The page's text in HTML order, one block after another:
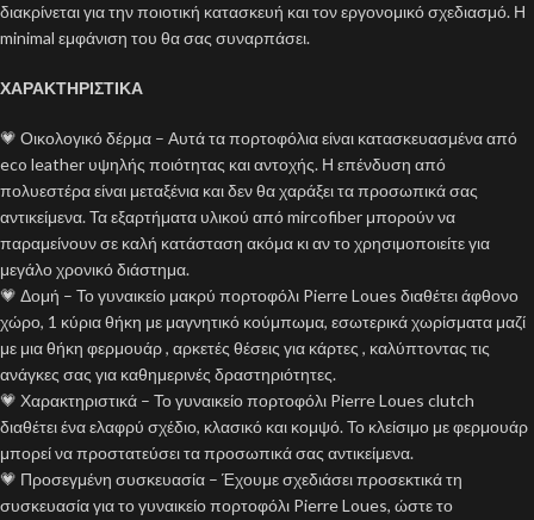
διακρίνεται για την ποιοτική κατασκευή και τον εργονομικό σχεδιασμό. Η
minimal εμφάνιση του θα σας συναρπάσει.
ΧΑΡΑΚΤΗΡΙΣΤΙΚΑ
💗 Οικολογικό δέρμα – Αυτά τα πορτοφόλια είναι κατασκευασμένα από
eco leather υψηλής ποιότητας και αντοχής. Η επένδυση από
πολυεστέρα είναι μεταξένια και δεν θα χαράξει τα προσωπικά σας
αντικείμενα. Τα εξαρτήματα υλικού από mircofiber μπορούν να
παραμείνουν σε καλή κατάσταση ακόμα κι αν το χρησιμοποιείτε για
μεγάλο χρονικό διάστημα.
💗 Δομή – Το γυναικείο μακρύ πορτοφόλι Pierre Loues διαθέτει άφθονο
χώρο, 1 κύρια θήκη με μαγνητικό κούμπωμα, εσωτερικά χωρίσματα μαζί
με μια θήκη φερμουάρ , αρκετές θέσεις για κάρτες , καλύπτοντας τις
ανάγκες σας για καθημερινές δραστηριότητες.
💗 Χαρακτηριστικά – Το γυναικείο πορτοφόλι Pierre Loues clutch
διαθέτει ένα ελαφρύ σχέδιο, κλασικό και κομψό. Το κλείσιμο με φερμουάρ
μπορεί να προστατεύσει τα προσωπικά σας αντικείμενα.
💗 Προσεγμένη συσκευασία – Έχουμε σχεδιάσει προσεκτικά τη
συσκευασία για το γυναικείο πορτοφόλι Pierre Loues, ώστε το